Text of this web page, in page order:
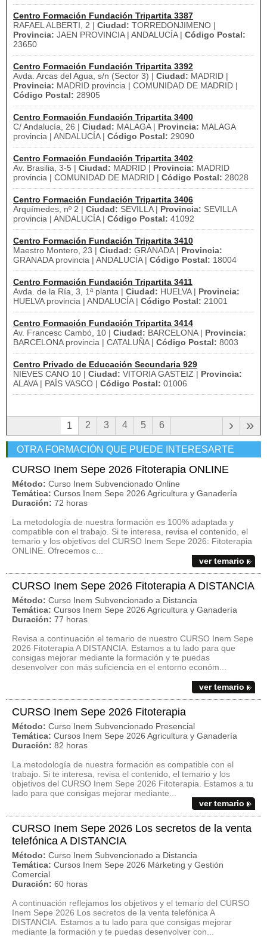
Centro Formación Fundación Tripartita 3387
RAFAEL ALBERTI, 2 | Ciudad: TORREDONJIMENO |
Provincia: JAEN PROVINCIA | ANDALUCÍA | Código Postal:
23650
Centro Formación Fundación Tripartita 3392
Avda. Arcas del Agua, s/n (Sector 3) | Ciudad: MADRID |
Provincia: MADRID provincia | COMUNIDAD DE MADRID |
Código Postal: 28905
Centro Formación Fundación Tripartita 3400
C/ Andalucía, 26 | Ciudad: MALAGA | Provincia: MALAGA
provincia | ANDALUCÍA | Código Postal: 29090
Centro Formación Fundación Tripartita 3402
Av. Brasilia, 3-5 | Ciudad: MADRID | Provincia: MADRID
provincia | COMUNIDAD DE MADRID | Código Postal: 28028
Centro Formación Fundación Tripartita 3406
Arquímedes, nº 2 | Ciudad: SEVILLA | Provincia: SEVILLA
provincia | ANDALUCÍA | Código Postal: 41092
Centro Formación Fundación Tripartita 3410
Maestro Montero, 23 | Ciudad: GRANADA | Provincia:
GRANADA provincia | ANDALUCÍA | Código Postal: 18004
Centro Formación Fundación Tripartita 3411
Avda. de la Ría, 3, 1ª planta | Ciudad: HUELVA | Provincia:
HUELVA provincia | ANDALUCÍA | Código Postal: 21001
Centro Formación Fundación Tripartita 3414
Av. Francesc Cambó, 10 | Ciudad: BARCELONA | Provincia:
BARCELONA provincia | CATALUÑA | Código Postal: 8003
Centro Privado de Educación Secundaria 929
NIEVES CANO 10 | Ciudad: VITORIA GASTEIZ | Provincia:
ALAVA | PAÍS VASCO | Código Postal: 01006
1 2 3 4 5 6 »
›
OTRA FORMACIÓN QUE PUEDE INTERESARTE
CURSO Inem Sepe 2026 Fitoterapia ONLINE
Método: Curso Inem Subvencionado Online
Temática: Cursos Inem Sepe 2026 Agricultura y Ganadería
Duración: 72 horas
La metodología de nuestra formación es 100% adaptada y
compatible con el trabajo. Si te interesa, revisa el contenido, el
temario y los objetivos del CURSO Inem Sepe 2026: Fitoterapia
ONLINE. Ofrecemos c...
ver temario
CURSO Inem Sepe 2026 Fitoterapia A DISTANCIA
Método: Curso Inem Subvencionado a Distancia
Temática: Cursos Inem Sepe 2026 Agricultura y Ganadería
Duración: 77 horas
Revisa a continuación el temario de nuestro CURSO Inem Sepe
2026 Fitoterapia A DISTANCIA. Estamos a tu lado para que
consigas mejorar mediante la formación y te puedas
desenvolver con más suficiencia en el entorno económ...
ver temario
CURSO Inem Sepe 2026 Fitoterapia
Método: Curso Inem Subvencionado Presencial
Temática: Cursos Inem Sepe 2026 Agricultura y Ganadería
Duración: 82 horas
La metodología de nuestra formación es compatible con el
trabajo. Si te interesa, revisa el contenido, el temario y los
objetivos del CURSO Inem Sepe 2026 Fitoterapia. Estamos a tu
lado para que consigas mejorar mediante...
ver temario
CURSO Inem Sepe 2026 Los secretos de la venta
telefónica A DISTANCIA
Método: Curso Inem Subvencionado a Distancia
Temática: Cursos Inem Sepe 2026 Márketing y Gestión
Comercial
Duración: 60 horas
A continuación reflejamos los objetivos y el temario del CURSO
Inem Sepe 2026 Los secretos de la venta telefónica A
DISTANCIA. Estamos a tu lado para que consigas mejorar
mediante la formación y te puedas desenvolver con...